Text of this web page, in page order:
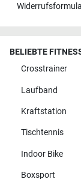
BELIEBTE
Crosstrainer
Laufband
Kraftstation
Tischtennis
Indoor Bike
Boxsport